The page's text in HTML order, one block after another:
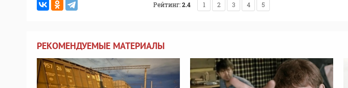
Рейтинг:2.4 1 2 3 4 5
РЕКОМЕНДУЕМЫЕ МАТЕРИАЛЫ